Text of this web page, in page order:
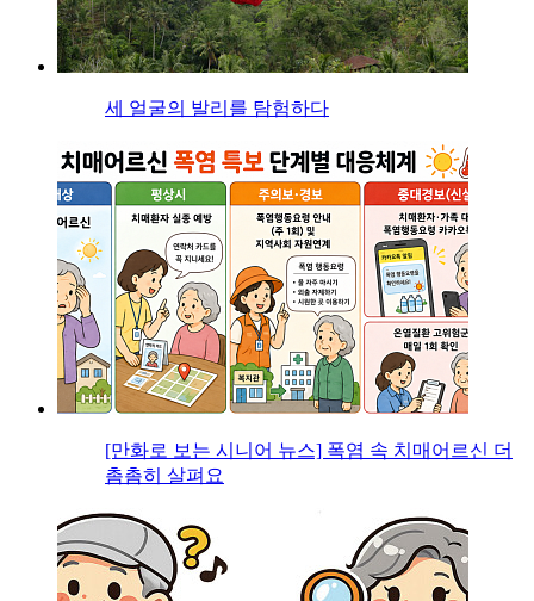
세 얼굴의 발리를 탐험하다
[만화로 보는 시니어 뉴스] 폭염 속 치매어르신 더
촘촘히 살펴요